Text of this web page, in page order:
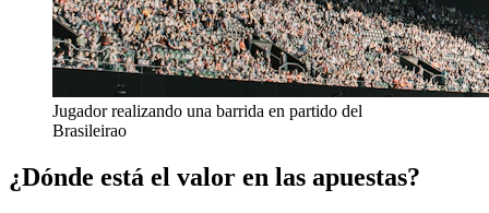
Jugador realizando una barrida en partido del
Brasileirao
¿Dónde está el valor en las apuestas?